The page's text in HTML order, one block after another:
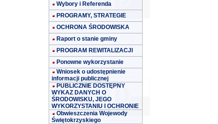
Wybory i Referenda
PROGRAMY, STRATEGIE
OCHRONA ŚRODOWISKA
Raport o stanie gminy
PROGRAM REWITALIZACJI
Ponowne wykorzystanie
Wniosek o udostępnienie
informacji publicznej
PUBLICZNIE DOSTĘPNY
WYKAZ DANYCH O
ŚRODOWISKU, JEGO
WYKORZYSTANIU I OCHRONIE
Obwieszczenia Wojewody
Świętokrzyskiego